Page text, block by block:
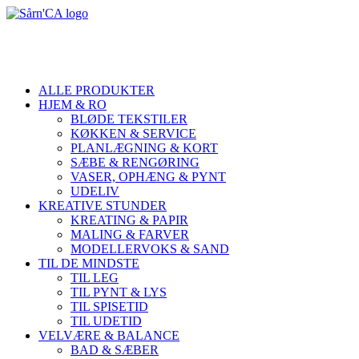
ALLE PRODUKTER
HJEM & RO
BLØDE TEKSTILER
KØKKEN & SERVICE
PLANLÆGNING & KORT
SÆBE & RENGØRING
VASER, OPHÆNG & PYNT
UDELIV
KREATIVE STUNDER
KREATING & PAPIR
MALING & FARVER
MODELLERVOKS & SAND
TIL DE MINDSTE
TIL LEG
TIL PYNT & LYS
TIL SPISETID
TIL UDETID
VELVÆRE & BALANCE
BAD & SÆBER